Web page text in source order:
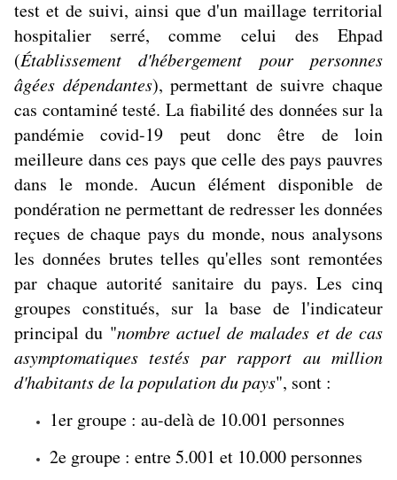
test et de suivi, ainsi que d'un maillage territorial
hospitalier serré, comme celui des Ehpad
(Établissement d'hébergement pour personnes
âgées dépendantes), permettant de suivre chaque
cas contaminé testé. La fiabilité des données sur la
pandémie covid-19 peut donc être de loin
meilleure dans ces pays que celle des pays pauvres
dans le monde. Aucun élément disponible de
pondération ne permettant de redresser les données
reçues de chaque pays du monde, nous analysons
les données brutes telles qu'elles sont remontées
par chaque autorité sanitaire du pays. Les cinq
groupes constitués, sur la base de l'indicateur
principal du "nombre actuel de malades et de cas
asymptomatiques testés par rapport au million
d'habitants de la population du pays", sont :
1er groupe : au-delà de 10.001 personnes
2e groupe : entre 5.001 et 10.000 personnes